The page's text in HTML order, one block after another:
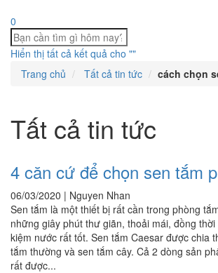
0
Hiển thị tất cả kết quả cho ""
Trang chủ
Tất cả tin tức cách chọn
Tất cả tin tức
4 căn cứ để chọn sen tắm
06/03/2020 | Nguyen Nhan
Sen tắm là một thiết bị rất cần trong phòng
những giây phút thư giãn, thoải mái, đồng
kiệm nước rất tốt. Sen tắm Caesar được chia
tắm thường và sen tắm cây. Cả 2 dòng sản
rất được...